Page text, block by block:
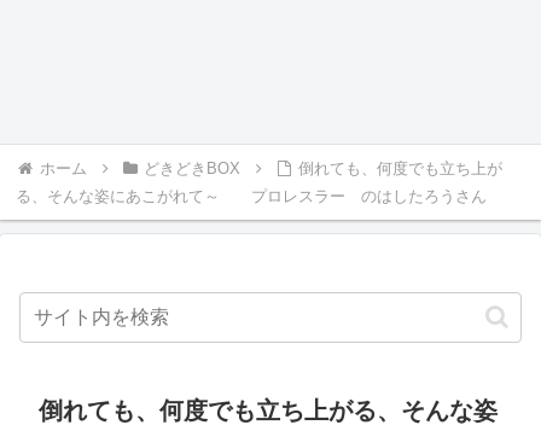
ホーム どきどきBOX
倒れても、何度でも立ち上が
る、そんな姿にあこがれて～ プロレスラー のはしたろうさん
倒れても、何度でも立ち上がる、そんな姿